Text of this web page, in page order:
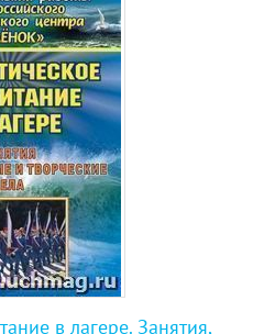
в лагере. Занятия,